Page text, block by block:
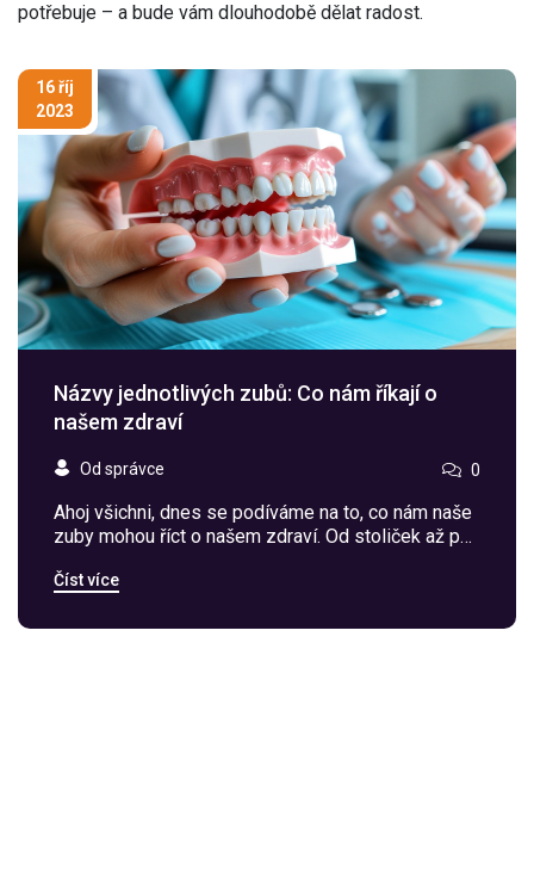
potřebuje – a bude vám dlouhodobě dělat radost.
16 říj
2023
Názvy jednotlivých zubů: Co nám říkají o
našem zdraví
Od správce 0
Ahoj všichni, dnes se podíváme na to, co nám naše
zuby mohou říct o našem zdraví. Od stoliček až po
specifickou roli. Ale víte, co tato jména znamenají a
Připojte se ke mně, abychom společně
Číst více